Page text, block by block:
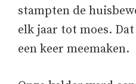
stampten de
elk jaar tot moes.
een keer meemaken.